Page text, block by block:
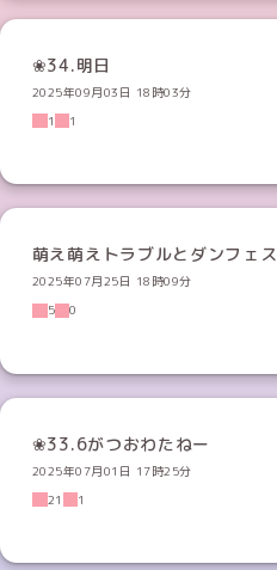
❀34.明日
2025年09月03日 18時03分
1
1
萌え萌えトラブルとダンフェス
2025年07月25日 18時09分
5
0
❀33.6がつおわたねー
2025年07月01日 17時25分
21
1